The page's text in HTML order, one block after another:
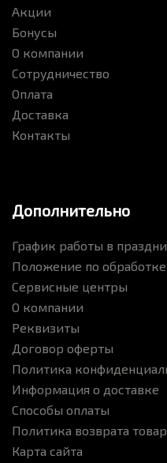
Акции
Бонусы
О компании
Сотрудничество
Оплата
Доставка
Контакты
Дополнительно
График работы в
Положение по
Сервисные центры
О компании
Реквизиты
Договор оферты
Политика
Информация о доставке
Способы оплаты
Политика возврата
Карта сайта